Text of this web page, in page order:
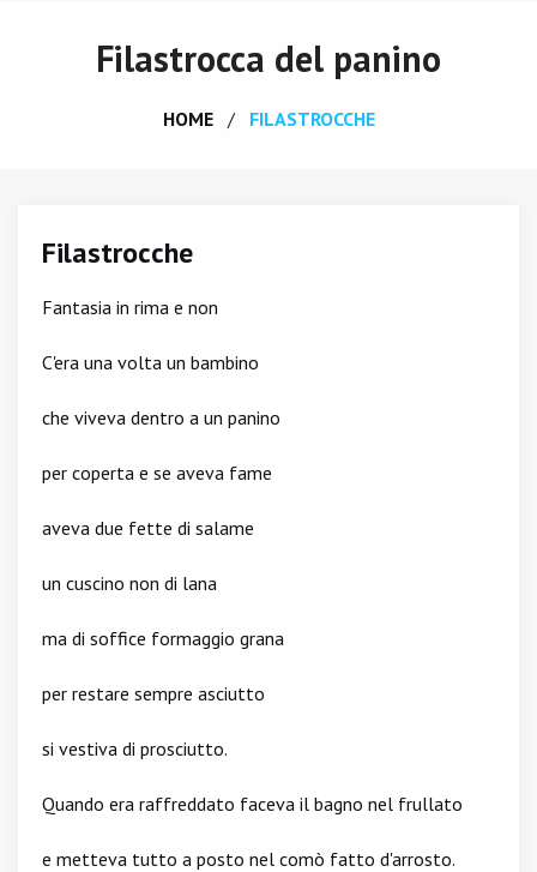
Filastrocca del panino
HOME FILASTROCCHE
Filastrocche
Fantasia in rima e non
C'era una volta un bambino
che viveva dentro a un panino
per coperta e se aveva fame
aveva due fette di salame
un cuscino non di lana
ma di soffice formaggio grana
per restare sempre asciutto
si vestiva di prosciutto.
Quando era raffreddato faceva il bagno nel frullato
e metteva tutto a posto nel comò fatto d'arrosto.